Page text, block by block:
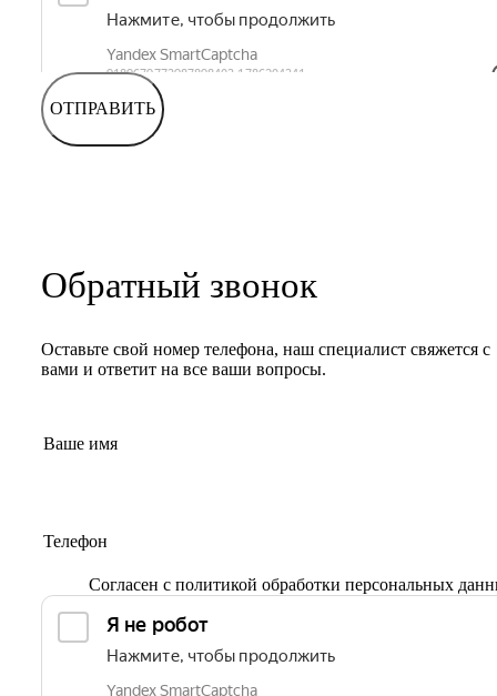
ОТПРАВИТЬ
Обратный звонок
Оставьте свой номер телефона, наш специалист свяжется с
вами и ответит на все ваши вопросы.
Согласен с политикой обработки персональных